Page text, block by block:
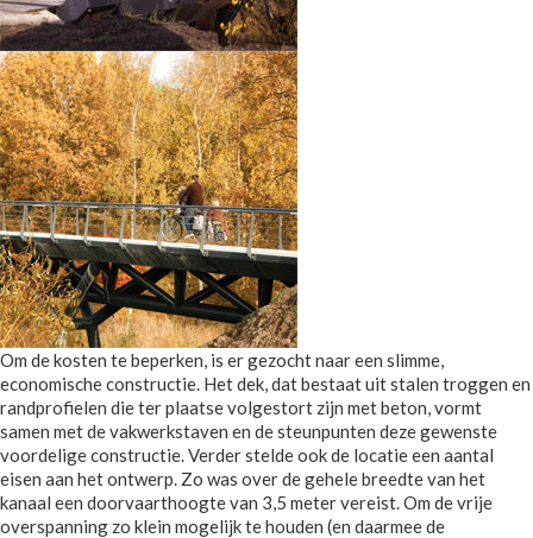
Om de kosten te beperken, is er gezocht naar een slimme,
economische constructie. Het dek, dat bestaat uit stalen troggen en
randprofielen die ter plaatse volgestort zijn met beton, vormt
samen met de vakwerkstaven en de steunpunten deze gewenste
voordelige constructie. Verder stelde ook de locatie een aantal
eisen aan het ontwerp. Zo was over de gehele breedte van het
kanaal een doorvaarthoogte van 3,5 meter vereist. Om de vrije
overspanning zo klein mogelijk te houden (en daarmee de